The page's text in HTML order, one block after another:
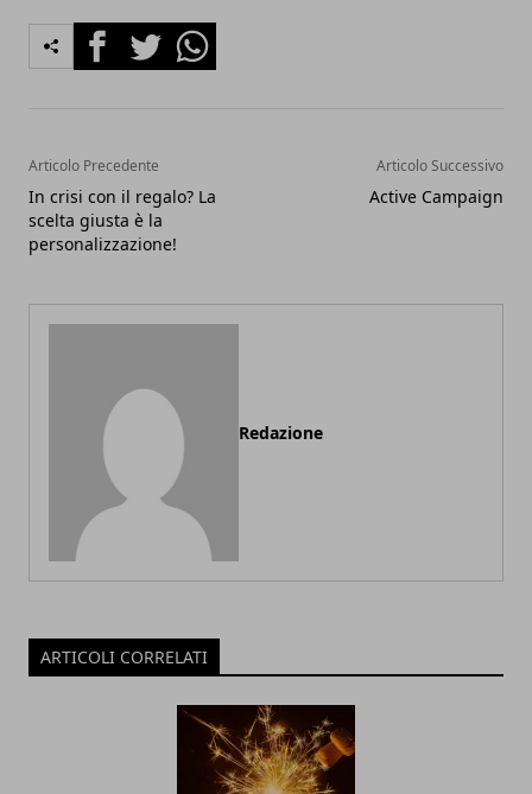
FacebookTwitterWhatsapp
Articolo Precedente
In crisi con il regalo? La
scelta giusta è la
personalizzazione!
Articolo Successivo
Active Campaign
Redazione
ARTICOLI CORRELATI